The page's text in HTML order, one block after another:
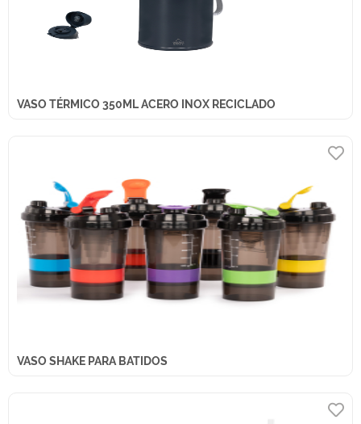
VASO TÉRMICO 350ML ACERO INOX RECICLADO
VASO SHAKE PARA BATIDOS